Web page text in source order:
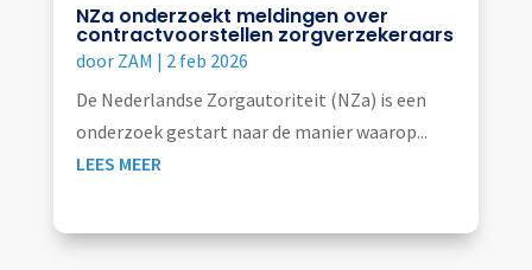
NZa onderzoekt meldingen over
contractvoorstellen zorgverzekeraars
door ZAM | 2 feb 2026
De Nederlandse Zorgautoriteit (NZa) is een
onderzoek gestart naar de manier waarop...
LEES MEER